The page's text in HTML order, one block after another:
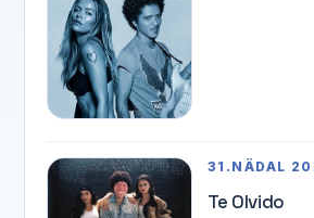
31.NÄDAL
Te Olvido